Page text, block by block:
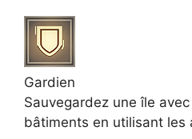
Gardien
Sauvegardez une île
bâtiments en utilisant les